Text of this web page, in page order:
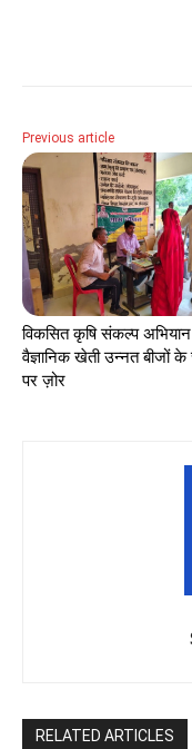
Previous article
विकसित कृषि संकल्प
वैज्ञानिक खेती उन्नत बीजों
पर ज़ोर
RELATED ARTICLES